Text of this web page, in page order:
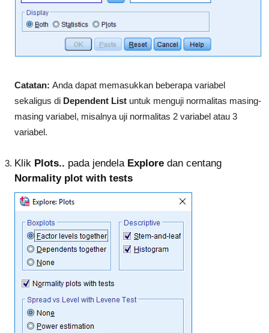
Catatan: Anda dapat memasukkan beberapa variabel
sekaligus di Dependent List untuk menguji normalitas masing-
masing variabel, misalnya uji normalitas 2 variabel atau 3
variabel.
Klik Plots.. pada jendela Explore dan centang
Normality plot with tests